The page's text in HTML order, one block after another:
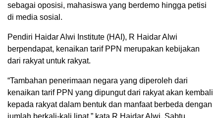
sebagai oposisi, mahasiswa yang berdemo hingga petisi
di media sosial.
Pendiri Haidar Alwi Institute (HAI), R Haidar Alwi
berpendapat, kenaikan tarif PPN merupakan kebijakan
dari rakyat untuk rakyat.
“Tambahan penerimaan negara yang diperoleh dari
kenaikan tarif PPN yang dipungut dari rakyat akan kembali
kepada rakyat dalam bentuk dan manfaat berbeda dengan
jumlah berkali-kali lipat,” kata R Haidar Alwi, Sabtu